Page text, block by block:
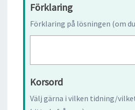
Förklaring
Förklaring på lösningen (om
Korsord
Välj gärna i vilken tidning/